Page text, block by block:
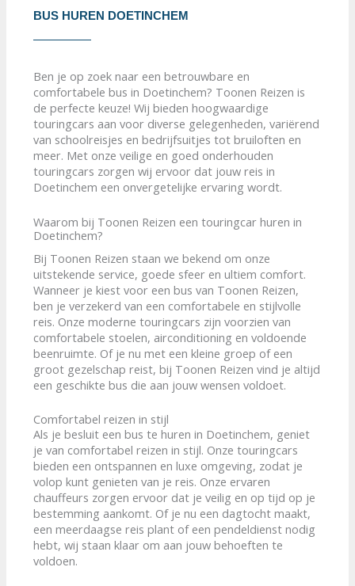
BUS HUREN DOETINCHEM
Ben je op zoek naar een betrouwbare en
comfortabele bus in Doetinchem? Toonen Reizen is
de perfecte keuze! Wij bieden hoogwaardige
touringcars aan voor diverse gelegenheden, variërend
van schoolreisjes en bedrijfsuitjes tot bruiloften en
meer. Met onze veilige en goed onderhouden
touringcars zorgen wij ervoor dat jouw reis in
Doetinchem een onvergetelijke ervaring wordt.
Waarom bij Toonen Reizen een touringcar huren in
Doetinchem?
Bij Toonen Reizen staan we bekend om onze
uitstekende service, goede sfeer en ultiem comfort.
Wanneer je kiest voor een bus van Toonen Reizen,
ben je verzekerd van een comfortabele en stijlvolle
reis. Onze moderne touringcars zijn voorzien van
comfortabele stoelen, airconditioning en voldoende
beenruimte. Of je nu met een kleine groep of een
groot gezelschap reist, bij Toonen Reizen vind je altijd
een geschikte bus die aan jouw wensen voldoet.
Comfortabel reizen in stijl
Als je besluit een bus te huren in Doetinchem, geniet
je van comfortabel reizen in stijl. Onze touringcars
bieden een ontspannen en luxe omgeving, zodat je
volop kunt genieten van je reis. Onze ervaren
chauffeurs zorgen ervoor dat je veilig en op tijd op je
bestemming aankomt. Of je nu een dagtocht maakt,
een meerdaagse reis plant of een pendeldienst nodig
hebt, wij staan klaar om aan jouw behoeften te
voldoen.